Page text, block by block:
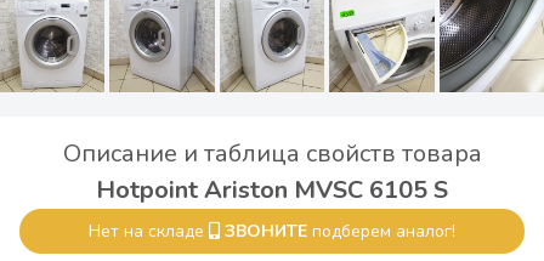
Описание и таблица свойств товара
Hotpoint Ariston MVSC 6105 S
Нет на складе ЗВОНИТЕ подберем аналог!